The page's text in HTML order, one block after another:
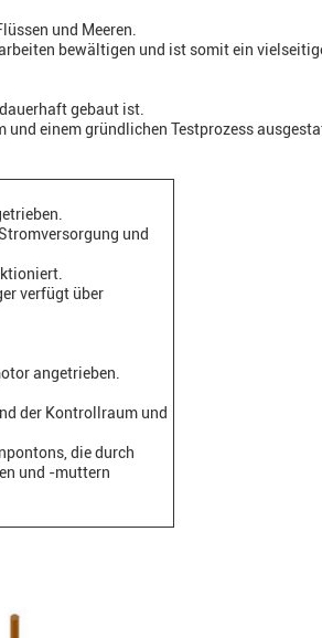
und Meeren.
bewältigen und ist somit ein
gebaut ist.
einem gründlichen Testprozess
und
verfügt über
angetrieben.
der Kontrollraum und
die durch
und -muttern